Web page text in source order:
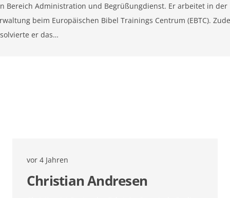
Bereich Administration und Begrüßungdienst. Er arbeitet in der
beim Europäischen Bibel Trainings Centrum (EBTC).
er das…
vor 4 Jahren
Christian Andresen